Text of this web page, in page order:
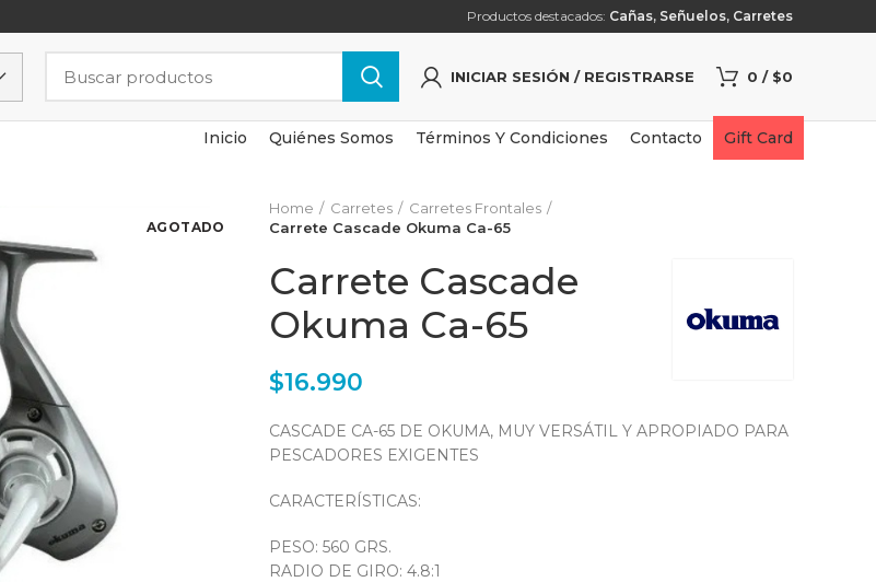
Productos destacados: Cañas, Señuelos, Carretes
INICIAR SESIÓN / REGISTRARSE 0 / $0
Inicio Quiénes Somos Términos Y Condiciones Contacto Gift Card
AGOTADO
Home Carretes
Carretes Frontales
Carrete Cascade Okuma Ca-65
Carrete Cascade
Okuma Ca-65
$16.990
CASCADE CA-65 DE OKUMA, MUY VERSÁTIL Y APROPIADO PARA
PESCADORES EXIGENTES
CARACTERÍSTICAS:
PESO: 560 GRS.
RADIO DE GIRO: 4.8:1